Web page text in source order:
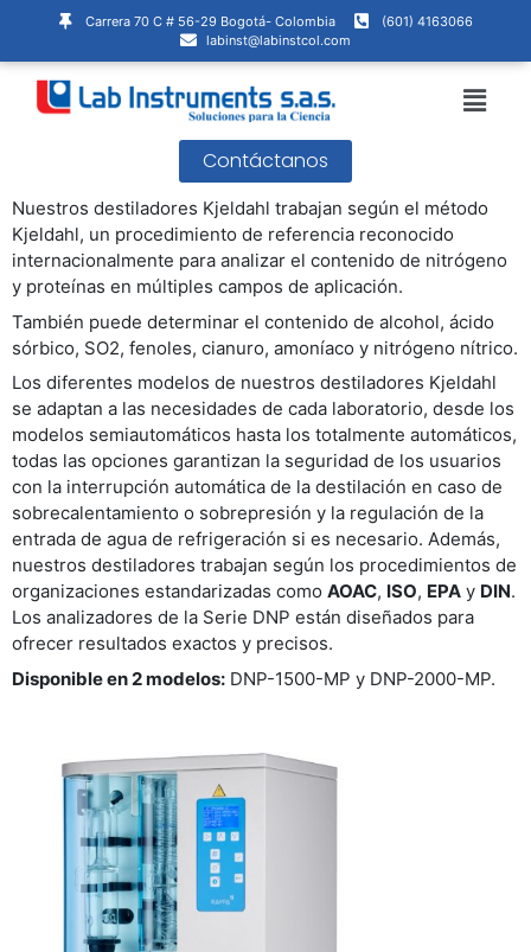
contenido
Carrera 70 C # 56-29 Bogotá- Colombia
(601) 4163066
labinst@labinstcol.com
Menú
Contáctanos
Nuestros destiladores Kjeldahl trabajan según el método
Kjeldahl, un procedimiento de referencia reconocido
internacionalmente para analizar el contenido de nitrógeno
y proteínas en múltiples campos de aplicación.
También puede determinar el contenido de alcohol, ácido
sórbico, SO2, fenoles, cianuro, amoníaco y nitrógeno nítrico.
Los diferentes modelos de nuestros destiladores Kjeldahl
se adaptan a las necesidades de cada laboratorio, desde los
modelos semiautomáticos hasta los totalmente automáticos,
todas las opciones garantizan la seguridad de los usuarios
con la interrupción automática de la destilación en caso de
sobrecalentamiento o sobrepresión y la regulación de la
entrada de agua de refrigeración si es necesario. Además,
nuestros destiladores trabajan según los procedimientos de
organizaciones estandarizadas como AOAC, ISO, EPA y DIN.
Los analizadores de la Serie DNP están diseñados para
ofrecer resultados exactos y precisos.
Disponible en 2 modelos: DNP-1500-MP y DNP-2000-MP.